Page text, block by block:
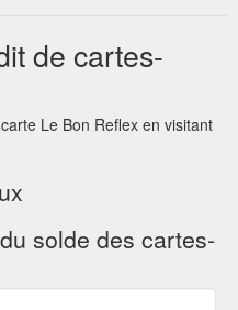
CLIQUEZ-ICI. MARIAGE.
ICI. STAGE PHOTO.
Monet et ...
photo - Le bon reflex ...
vous êtes tout
Bretagne ? Quelle belle
de deux heures: Petit topo
avant pour vous donner
Avant toute chose, il faut
de cartes-
Le Bon Reflex en visitant
solde des cartes-